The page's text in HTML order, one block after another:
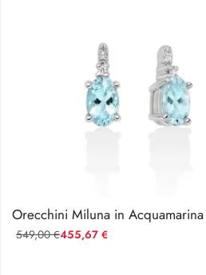
455,67 €
549,00€